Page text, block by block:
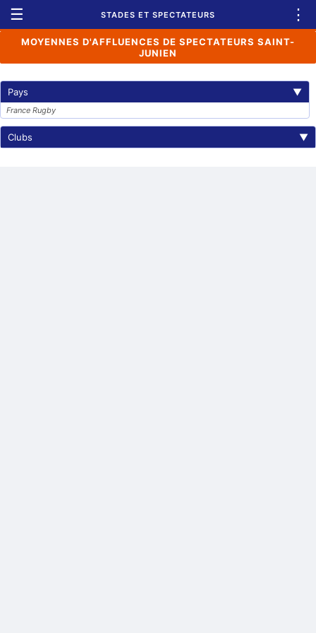
☰ STADES ET SPECTATEURS ⋮
MOYENNES D'AFFLUENCES DE SPECTATEURS SAINT-
JUNIEN
Pays ▼
France Rugby
Clubs ▼